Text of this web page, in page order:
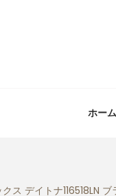
ホーム
ス デイトナ